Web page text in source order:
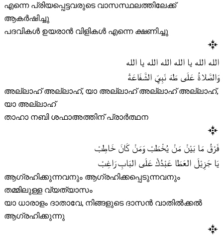
എന്നെ പ്രിയപ്പെട്ടവരുടെ വാസസ്ഥലത്തിലേക്ക്
ആകർഷിച്ചു
പദവികൾ ഉയരാൻ വിളികൾ എന്നെ ക്ഷണിച്ചു
الله الله يا الله الله الله يا الله
وَالصَّلاةُ عَلَى طَهَ نَبِيِّ الشَّفَاعَةْ
അല്ലാഹ് അല്ലാഹ്, യാ അല്ലാഹ് അല്ലാഹ് അല്ലാഹ്,
യാ അല്ലാഹ്
താഹാ നബി ശഫാഅത്തിന് പ്രാർത്ഥന
فَرْقُ مَا بَيْنْ مَنْ يُخْطَبْ وَمَنْ كَانَ خَاطِبْ
يَا جَزِيْلَ العَطَا عَبْدُكْ عَلَى البَابِ رَاغِبْ
ആഗ്രഹിക്കുന്നവനും ആഗ്രഹിക്കപ്പെടുന്നവനും
തമ്മിലുള്ള വ്യത്യാസം
യാ ധാരാളം ദാതാവേ, നിങ്ങളുടെ ദാസൻ വാതിൽക്കൽ
ആഗ്രഹിക്കുന്നു